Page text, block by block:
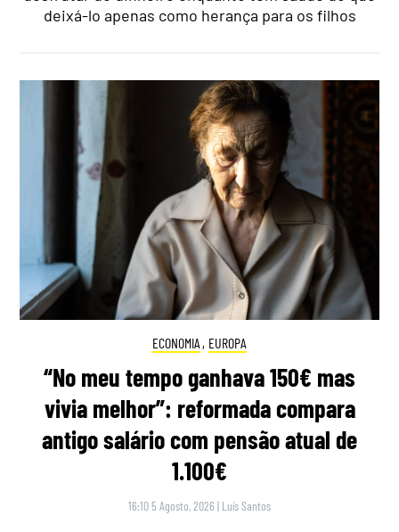
deixá-lo apenas como herança para os filhos
ECONOMIA , EUROPA
“No meu tempo ganhava 150€ mas
vivia melhor”: reformada compara
antigo salário com pensão atual de
1.100€
16:10 5 Agosto, 2026 | Luís Santos